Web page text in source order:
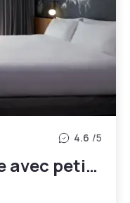
4.6 /5
Chambre Classique avec petit-déjeuner et accès Spa